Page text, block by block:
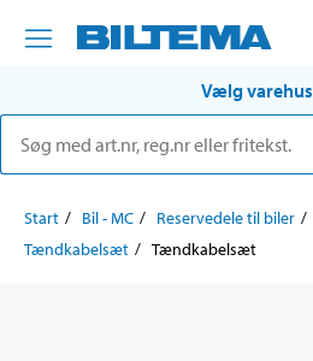
Vælg varehus
Start Bil - MC Reservedele til biler
Tændkabelsæt
Tændkabelsæt